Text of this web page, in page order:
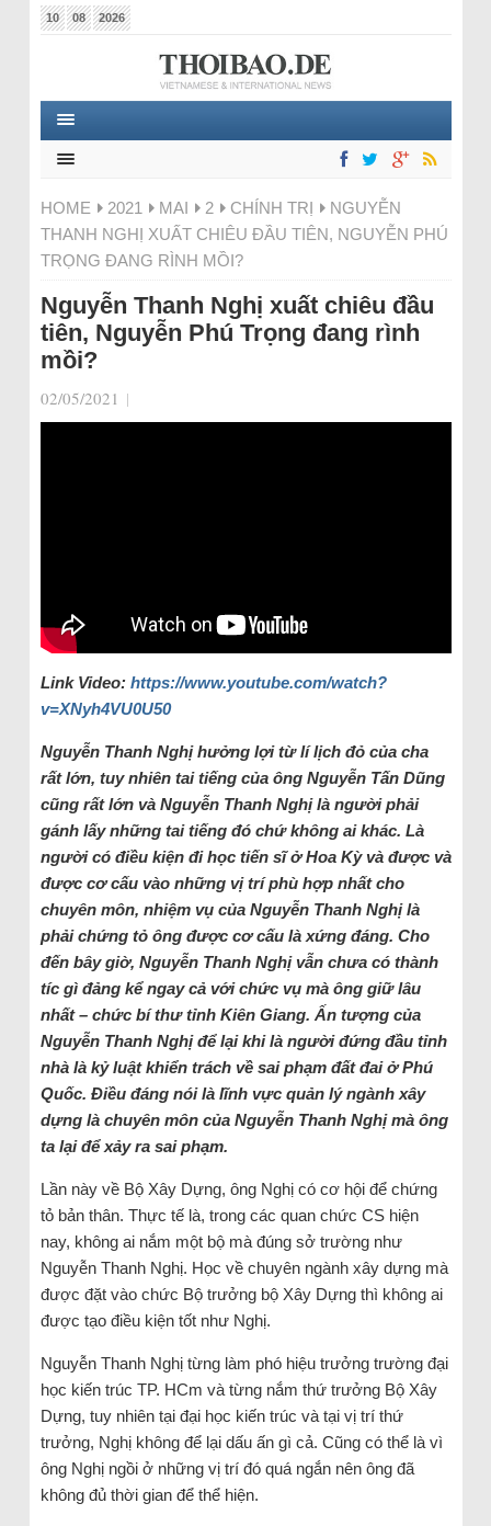
10 08 2026
HOME 2021 MAI 2 CHÍNH TRỊ
NGUYỄN
THANH NGHỊ XUẤT CHIÊU ĐẦU TIÊN, NGUYỄN PHÚ
TRỌNG ĐANG RÌNH MỒI?
Nguyễn Thanh Nghị xuất chiêu đầu
tiên, Nguyễn Phú Trọng đang rình
mồi?
02/05/2021 |
Link Video: https://www.youtube.com/watch?
v=XNyh4VU0U50
Nguyễn Thanh Nghị hưởng lợi từ lí lịch đỏ của cha
rất lớn, tuy nhiên tai tiếng của ông Nguyễn Tấn Dũng
cũng rất lớn và Nguyễn Thanh Nghị là người phải
gánh lấy những tai tiếng đó chứ không ai khác. Là
người có điều kiện đi học tiến sĩ ở Hoa Kỳ và được và
được cơ cấu vào những vị trí phù hợp nhất cho
chuyên môn, nhiệm vụ của Nguyễn Thanh Nghị là
phải chứng tỏ ông được cơ cấu là xứng đáng. Cho
đến bây giờ, Nguyễn Thanh Nghị vẫn chưa có thành
tíc gì đảng kể ngay cả với chức vụ mà ông giữ lâu
nhất – chức bí thư tỉnh Kiên Giang. Ấn tượng của
Nguyễn Thanh Nghị để lại khi là người đứng đầu tỉnh
nhà là kỷ luật khiển trách về sai phạm đất đai ở Phú
Quốc. Điều đáng nói là lĩnh vực quản lý ngành xây
dựng là chuyên môn của Nguyễn Thanh Nghị mà ông
ta lại để xảy ra sai phạm.
Lần này về Bộ Xây Dựng, ông Nghị có cơ hội để chứng
tỏ bản thân. Thực tế là, trong các quan chức CS hiện
nay, không ai nắm một bộ mà đúng sở trường như
Nguyễn Thanh Nghị. Học về chuyên ngành xây dựng mà
được đặt vào chức Bộ trưởng bộ Xây Dựng thì không ai
được tạo điều kiện tốt như Nghị.
Nguyễn Thanh Nghị từng làm phó hiệu trưởng trường đại
học kiến trúc TP. HCm và từng nắm thứ trưởng Bộ Xây
Dựng, tuy nhiên tại đại học kiến trúc và tại vị trí thứ
trưởng, Nghị không để lại dấu ấn gì cả. Cũng có thể là vì
ông Nghị ngồi ở những vị trí đó quá ngắn nên ông đã
không đủ thời gian để thể hiện.